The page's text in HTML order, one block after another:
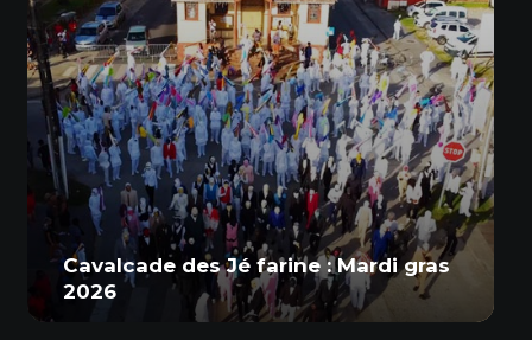
Cavalcade des Jé farine : Mardi gras
2026